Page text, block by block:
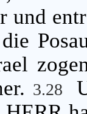
und
3.28